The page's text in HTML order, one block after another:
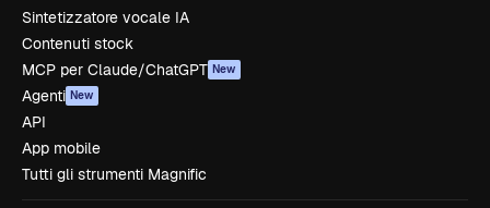
Sintetizzatore vocale IA
Contenuti stock
MCP per Claude/ChatGPT New
Agenti New
API
App mobile
Tutti gli strumenti Magnific